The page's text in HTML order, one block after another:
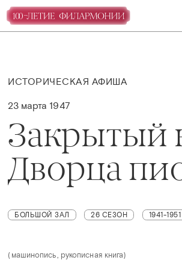
ИСТОРИЧЕСКАЯ АФИША
23 марта 1947
Закрытый
Дворца
БОЛЬШОЙ ЗАЛ 26 СЕЗОН 1941-1951
(машинопись, рукописная книга)